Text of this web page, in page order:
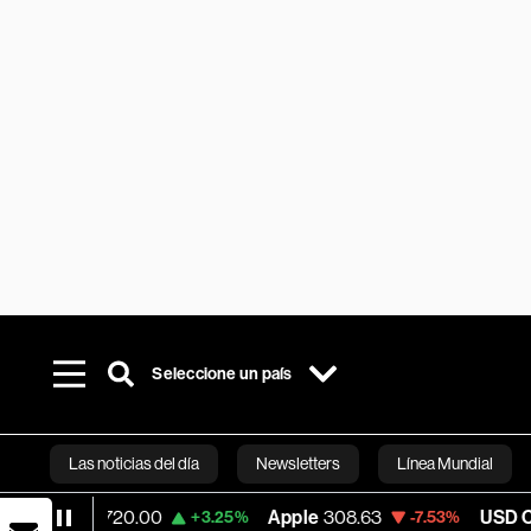
Seleccione un país
Las noticias del día Newsletters Línea Mundial
Bloomberg
+3.25% Apple 308.63 -7.53% USD COP 3,152.58